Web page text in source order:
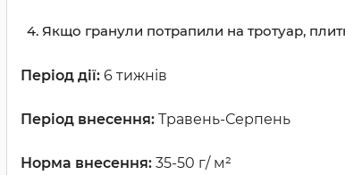
Якщо гранули потрапили на тротуар,
Період дії: 6 тижнів
Період внесення: Травень-Серпень
Норма внесення: 35-50 г/ м²